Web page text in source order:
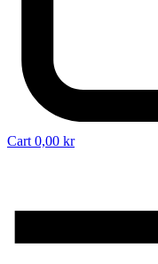
Cart 0,00 kr